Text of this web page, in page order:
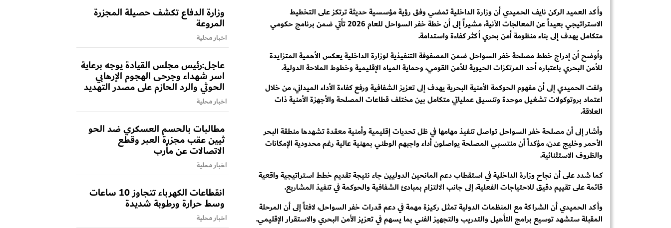
وأكد العميد الركن نايف الحميدي أن وزارة الداخلية تمضي وفق رؤية مؤسسية حديثة ترتكز على التخطيط
الاستراتيجي بعيداً عن المعالجات الآنية، مشيراً إلى أن خطة خفر السواحل للعام 2026 تأتي ضمن برنامج حكومي
متكامل يهدف إلى بناء منظومة أمن بحري أكثر كفاءة واستدامة.
وأوضح أن إدراج خطط مصلحة خفر السواحل ضمن المصفوفة التنفيذية لوزارة الداخلية يعكس الأهمية المتزايدة
للأمن البحري باعتباره أحد المرتكزات الحيوية للأمن القومي، وحماية المياه الإقليمية وخطوط الملاحة الدولية.
ولفت الحميدي إلى أن مفهوم الحوكمة الأمنية البحرية يهدف إلى تعزيز الشفافية ورفع كفاءة الأداء الميداني، من خلال
اعتماد بروتوكولات تشغيل موحدة وتنسيق عملياتي متكامل بين مختلف قطاعات المصلحة والأجهزة الأمنية ذات
العلاقة.
وأشار إلى أن مصلحة خفر السواحل تواصل تنفيذ مهامها في ظل تحديات إقليمية وأمنية معقدة تشهدها منطقة البحر
الأحمر وخليج عدن، مؤكداً أن منتسبي المصلحة يواصلون أداء واجبهم الوطني بمهنية عالية رغم محدودية الإمكانات
والظروف الاستثنائية.
كما شدد على أن نجاح وزارة الداخلية في استقطاب دعم المانحين الدوليين جاء نتيجة تقديم خطط استراتيجية واقعية
قائمة على تقييم دقيق للاحتياجات الفعلية، إلى جانب الالتزام بمبادئ الشفافية والحوكمة في تنفيذ المشاريع.
وأكد الحميدي أن الشراكة مع المنظمات الدولية تمثل ركيزة مهمة في دعم قدرات خفر السواحل، لافتاً إلى أن المرحلة
المقبلة ستشهد توسيع برامج التأهيل والتدريب والتجهيز الفني بما يسهم في تعزيز الأمن البحري والاستقرار الإقليمي.
وزارة الدفاع تكشف حصيلة المجزرة
المروعة
اخبار محلية
عاجل:رئيس مجلس القيادة يوجه برعاية
اسر شهداء وجرحى الهجوم الإرهابي
الحوثي والرد الحازم على مصدر التهديد
اخبار محلية
مطالبات بالحسم العسكري ضد الحو
ثيين عقب مجزرة العبر وقطع
الاتصالات عن مأرب
اخبار محلية
انقطاعات الكهرباء تتجاوز 10 ساعات
وسط حرارة ورطوبة شديدة
اخبار محلية